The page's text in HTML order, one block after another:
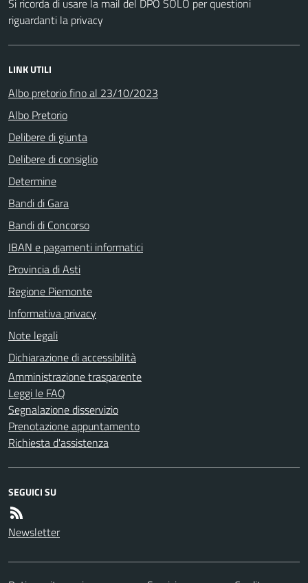
Si ricorda di usare la mail del DPO SOLO per questioni
riguardanti la privacy
LINK UTILI
Albo pretorio fino al 23/10/2023
Albo Pretorio
Delibere di giunta
Delibere di consiglio
Determine
Bandi di Gara
Bandi di Concorso
IBAN e pagamenti informatici
Provincia di Asti
Regione Piemonte
Informativa privacy
Note legali
Dichiarazione di accessibilità
Amministrazione trasparente
Leggi le FAQ
Segnalazione disservizio
Prenotazione appuntamento
Richiesta d'assistenza
SEGUICI SU
Newsletter